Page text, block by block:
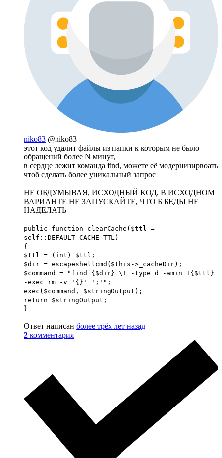
niko83 @niko83
этот код удалит файлы из папки к которым не было
обращений более N минут,
в сердце лежит команда find, можете её модернизирвоать
чтоб сделать более уникальный запрос
НЕ ОБДУМЫВАЯ, ИСХОДНЫЙ КОД, В ИСХОДНОМ
ВАРИАНТЕ НЕ ЗАПУСКАЙТЕ, ЧТО Б БЕДЫ НЕ
НАДЕЛАТЬ
public function clearCache($ttl =
self::DEFAULT_CACHE_TTL)
{
$ttl = (int) $ttl;
$dir = escapeshellcmd($this->_cacheDir);
$command = "find {$dir} \! -type d -amin +{$ttl}
-exec rm -v '{}' ';'";
exec($command, $stringOutput);
return $stringOutput;
}
Ответ написан более трёх лет назад
2 комментария